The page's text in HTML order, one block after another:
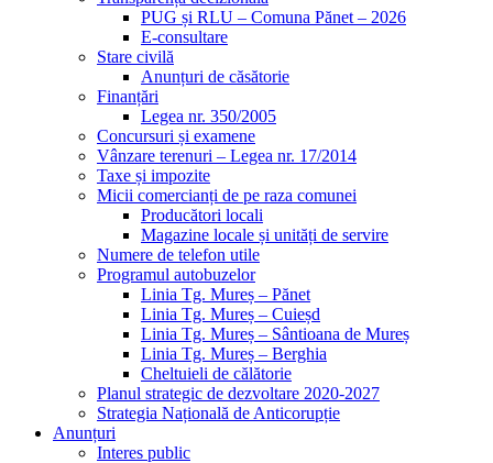
PUG și RLU – Comuna Pănet – 2026
E-consultare
Stare civilă
Anunțuri de căsătorie
Finanțări
Legea nr. 350/2005
Concursuri și examene
Vânzare terenuri – Legea nr. 17/2014
Taxe și impozite
Micii comercianți de pe raza comunei
Producători locali
Magazine locale și unități de servire
Numere de telefon utile
Programul autobuzelor
Linia Tg. Mureș – Pănet
Linia Tg. Mureș – Cuieșd
Linia Tg. Mureș – Sântioana de Mureș
Linia Tg. Mureș – Berghia
Cheltuieli de călătorie
Planul strategic de dezvoltare 2020-2027
Strategia Națională de Anticorupție
Anunțuri
Interes public